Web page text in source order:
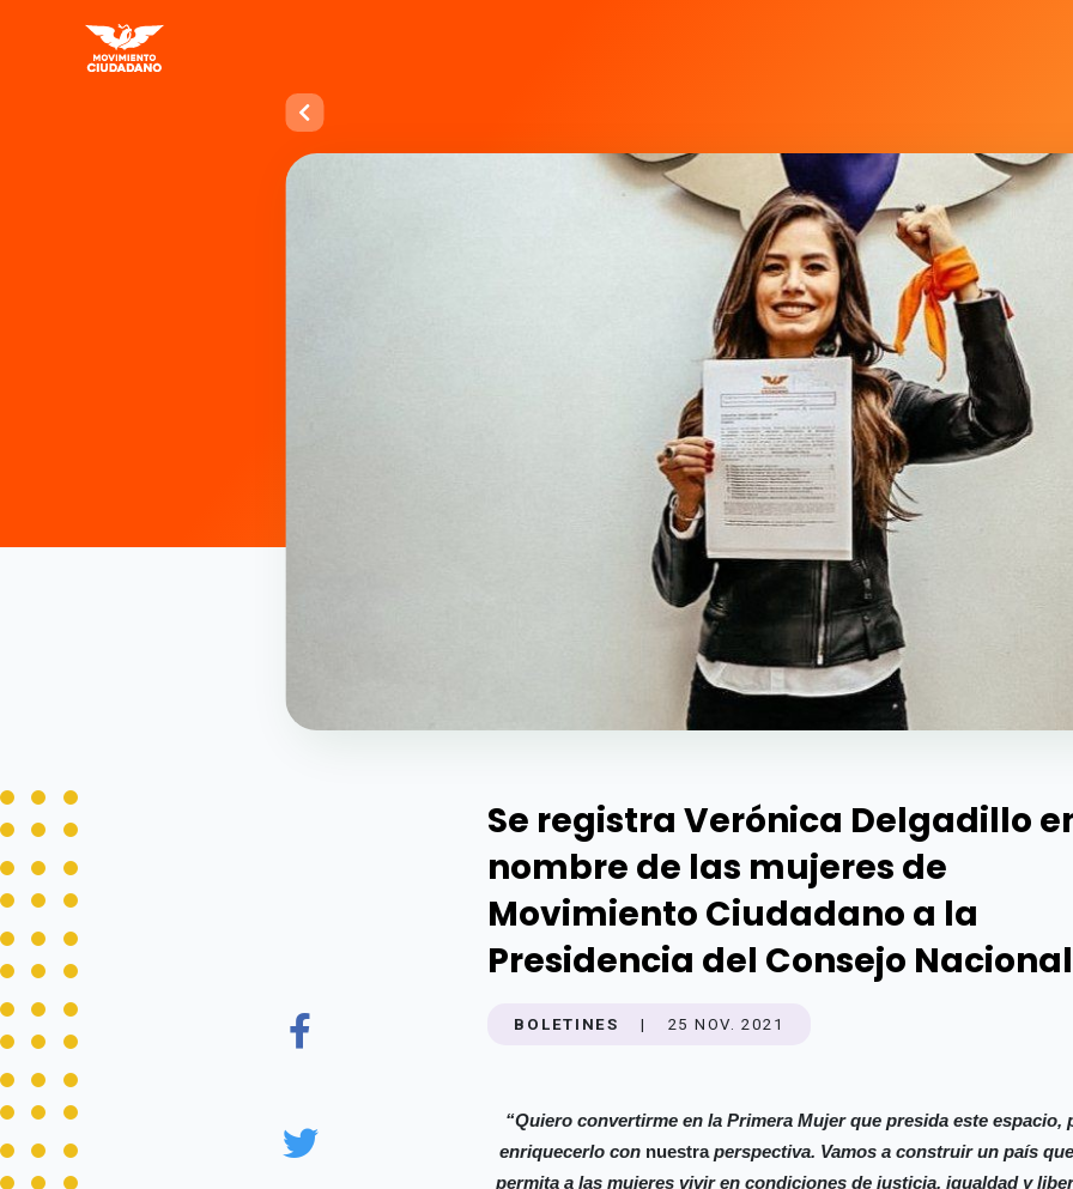
Se registra Verónica Delgadillo
nombre de las mujeres de
Movimiento Ciudadano a la
Presidencia del Consejo Nacional
BOLETINES | 25 NOV. 2021
“Quiero convertirme en la Primera Mujer que presida este espacio,
enriquecerlo con nuestraperspectiva. Vamos a construir un país
permita a las mujeres vivir en condiciones de justicia, igualdad y